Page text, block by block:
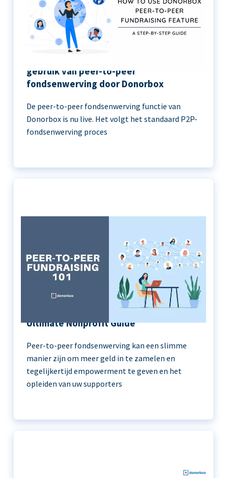
gebruik van peer-to-peer
fondsenwerving door Donorbox
De peer-to-peer fondsenwerving functie van
Donorbox is nu live. Het volgt het standaard P2P-
fondsenwerving proces
Peer-to-Peer Fundraising 101 | The
Ultimate Nonprofit Guide
Peer-to-peer fondsenwerving kan een slimme
manier zijn om meer geld in te zamelen en
tegelijkertijd empowerment te geven en het
opleiden van uw supporters